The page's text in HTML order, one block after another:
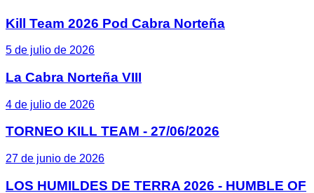
Kill Team 2026 Pod Cabra Norteña
5 de julio de 2026
La Cabra Norteña VIII
4 de julio de 2026
TORNEO KILL TEAM - 27/06/2026
27 de junio de 2026
LOS HUMILDES DE TERRA 2026 - HUMBLE OF